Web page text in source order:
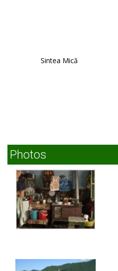
Sintea Mică
Photos